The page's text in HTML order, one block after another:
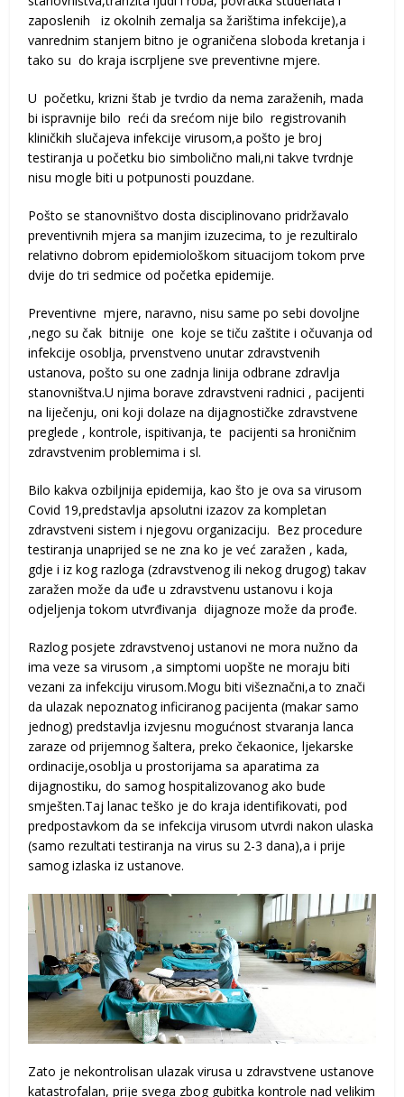
zaposlenih iz okolnih zemalja sa žarištima infekcije),a
vanrednim stanjem bitno je ograničena sloboda kretanja i
tako su do kraja iscrpljene sve preventivne mjere.
U početku, krizni štab je tvrdio da nema zaraženih, mada
bi ispravnije bilo reći da srećom nije bilo registrovanih
kliničkih slučajeva infekcije virusom,a pošto je broj
testiranja u početku bio simbolično mali,ni takve tvrdnje
nisu mogle biti u potpunosti pouzdane.
Pošto se stanovništvo dosta disciplinovano pridržavalo
preventivnih mjera sa manjim izuzecima, to je rezultiralo
relativno dobrom epidemiološkom situacijom tokom prve
dvije do tri sedmice od početka epidemije.
Preventivne mjere, naravno, nisu same po sebi dovoljne
,nego su čak bitnije one koje se tiču zaštite i očuvanja od
infekcije osoblja, prvenstveno unutar zdravstvenih
ustanova, pošto su one zadnja linija odbrane zdravlja
stanovništva.U njima borave zdravstveni radnici , pacijenti
na liječenju, oni koji dolaze na dijagnostičke zdravstvene
preglede , kontrole, ispitivanja, te pacijenti sa hroničnim
zdravstvenim problemima i sl.
Bilo kakva ozbiljnija epidemija, kao što je ova sa virusom
Covid 19,predstavlja apsolutni izazov za kompletan
zdravstveni sistem i njegovu organizaciju. Bez procedure
testiranja unaprijed se ne zna ko je već zaražen , kada,
gdje i iz kog razloga (zdravstvenog ili nekog drugog) takav
zaražen može da uđe u zdravstvenu ustanovu i koja
odjeljenja tokom utvrđivanja dijagnoze može da prođe.
Razlog posjete zdravstvenoj ustanovi ne mora nužno da
ima veze sa virusom ,a simptomi uopšte ne moraju biti
vezani za infekciju virusom.Mogu biti višeznačni,a to znači
da ulazak nepoznatog inficiranog pacijenta (makar samo
jednog) predstavlja izvjesnu mogućnost stvaranja lanca
zaraze od prijemnog šaltera, preko čekaonice, ljekarske
ordinacije,osoblja u prostorijama sa aparatima za
dijagnostiku, do samog hospitalizovanog ako bude
smješten.Taj lanac teško je do kraja identifikovati, pod
predpostavkom da se infekcija virusom utvrdi nakon ulaska
(samo rezultati testiranja na virus su 2-3 dana),a i prije
samog izlaska iz ustanove.
Zato je nekontrolisan ulazak virusa u zdravstvene ustanove
katastrofalan, prije svega zbog gubitka kontrole nad velikim